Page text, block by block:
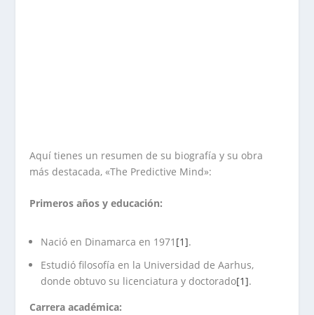
Aquí tienes un resumen de su biografía y su obra
más destacada, «The Predictive Mind»:
Primeros años y educación:
Nació en Dinamarca en 1971 [1].
Estudió filosofía en la Universidad de Aarhus,
donde obtuvo su licenciatura y doctorado[1].
Carrera académica: